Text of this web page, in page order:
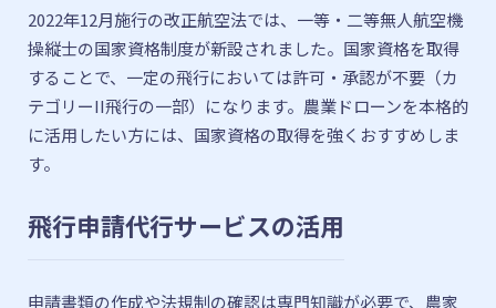
2022年12月施行の改正航空法では、一等・二等無人航空機
操縦士の国家資格制度が新設されました。国家資格を取得
することで、一定の飛行においては許可・承認が不要（カ
テゴリーII飛行の一部）になります。農業ドローンを本格的
に活用したい方には、国家資格の取得を強くおすすめしま
す。
飛行申請代行サービスの活用
申請書類の作成や法規制の確認は専門知識が必要で、農家